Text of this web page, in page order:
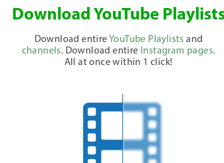
Download YouTube
Download entire YouTube Playlists and
channels. Download entire Instagram pages.
All at once within 1 click!